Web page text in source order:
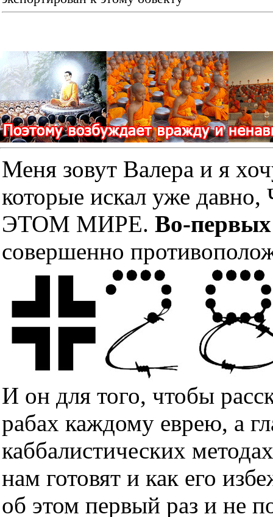
Меня зовут Валера и я
которые искал уже
ЭТОМ МИРЕ. Во-первых
совершенно
И он для того, чтобы
рабах каждому еврею, а
каббалистических
нам готовят и как его
об этом первый раз и не